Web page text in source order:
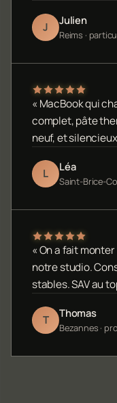
J Julien
Reims ·
« MacBook qui
complet, pâte
neuf, et
L Léa
Saint-Brice-
« On a fait
notre studio.
stables. SAV au
T Thomas
Bezannes · pro